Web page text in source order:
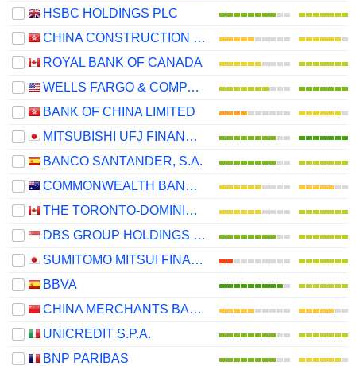
HSBC HOLDINGS PLC
CHINA CONSTRUCTION BANK CORPORATION
ROYAL BANK OF CANADA
WELLS FARGO & COMPANY
BANK OF CHINA LIMITED
MITSUBISHI UFJ FINANCIAL GROUP, INC.
BANCO SANTANDER, S.A.
COMMONWEALTH BANK OF AUSTRALIA
THE TORONTO-DOMINION BANK
DBS GROUP HOLDINGS LTD
SUMITOMO MITSUI FINANCIAL GROUP, INC.
BBVA
CHINA MERCHANTS BANK CO., LTD.
UNICREDIT S.P.A.
BNP PARIBAS